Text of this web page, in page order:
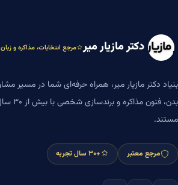
دکتر مازیار میر مرجع انتخابات، مذاکره و
بنیاد دکتر مازیار میر، همراه حرفه‌ای شما در مسیر
بدن،
مستند.
مرجع معتبر +۳۰ سال تجربه